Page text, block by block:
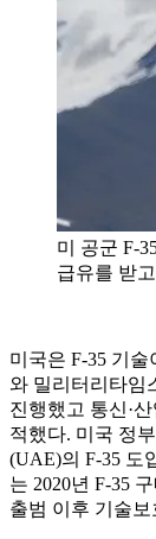
미 공군 F-
급유를 받
미국은 F-35 기
와 밀리터리타임
진행했고 통신·
적했다. 미국 정
(UAE)의 F-35 도
는 2020년 F-35
출범 이후 기술